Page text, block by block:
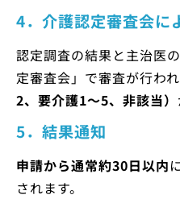
4．介護認定審査会に
認定調査の結果と主治医
定審査会」で審査が行われ
2、要介護1～5、非該当）
5．結果通知
申請から通常約30日以内
されます。